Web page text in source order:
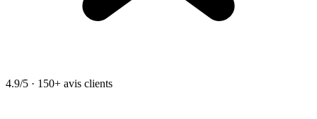
4.9/5 · 150+ avis clients